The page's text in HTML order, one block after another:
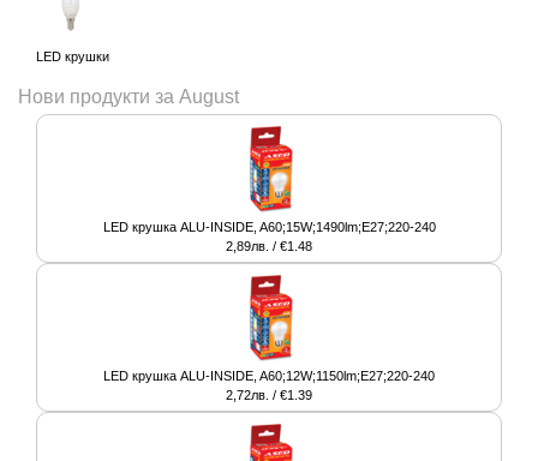
LED крушки
Нови продукти за August
LED крушка ALU-INSIDE, A60;15W;1490lm;E27;220-240
2,89лв. / €1.48
LED крушка ALU-INSIDE, A60;12W;1150lm;E27;220-240
2,72лв. / €1.39